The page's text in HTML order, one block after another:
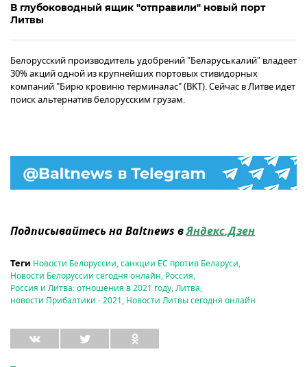
В глубоководный ящик "отправили" новый порт
Литвы
Белорусский производитель удобрений "Беларуськалий" владеет
30% акций одной из крупнейших портовых стивидорных
компаний "Бирю кровиню терминалас" (BKT). Сейчас в Литве идет
поиск альтернатив белорусским грузам.
Подписывайтесь на Baltnews вЯндекс.Дзен
Теги Новости Белоруссии,санкции ЕС против Беларуси,
Новости Белоруссии сегодня онлайн, Россия,
Россия и Литва: отношения в 2021 году,Литва,
новости Прибалтики - 2021, Новости Литвы сегодня онлайн